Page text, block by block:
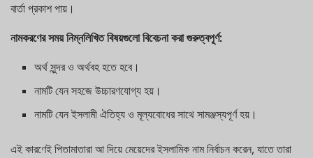
বার্তা প্রকাশ পায়।
নামকরণের সময় নিম্নলিখিত বিষয়গুলো বিবেচনা করা গুরুত্বপূর্ণ:
অর্থ সুন্দর ও অর্থবহ হতে হবে।
নামটি যেন সহজে উচ্চারণযোগ্য হয়।
নামটি যেন ইসলামী ঐতিহ্য ও মূল্যবোধের সাথে সামঞ্জস্যপূর্ণ হয়।
এই কারণেই পিতামাতারা আ দিয়ে মেয়েদের ইসলামিক নাম নির্বাচন করেন, যাতে তারা